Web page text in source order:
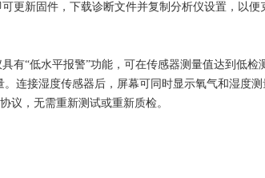
更新固件，下载诊断文件并复制分析仪设置，以
有“低水平报警”功能，可在传感器测量值达到低
连接湿度传感器后，屏幕可同时显示氧气和湿度
议，无需重新测试或重新质检。